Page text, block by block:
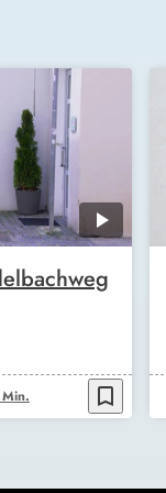
bookmark_border